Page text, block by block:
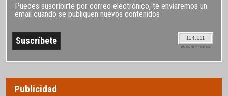
Puedes suscribirte por correo electrónico, te enviaremos un
email cuando se publiquen nuevos contenidos
114.111
SUSCRIPTORES
Publicidad